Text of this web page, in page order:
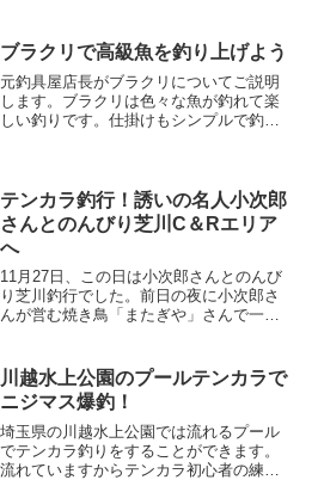
のでどこかアマゴかヤマメが釣れる場所
を交流会翌日に下見し...
ブラクリで高級魚を釣り上げよう
元釣具屋店長がブラクリについてご説明
します。ブラクリは色々な魚が釣れて楽
しい釣りです。仕掛けもシンプルで釣り
ブラクリにぜひチャレンジし...
テンカラ釣行！誘いの名人小次郎
さんとのんびり芝川C＆Rエリア
へ
11月27日、この日は小次郎さんとのんび
り芝川釣行でした。前日の夜に小次郎さ
んが営む焼き鳥「またぎや」さんで一
んと美味しいです。前夜に釣り談義から
という最高の流れで釣り...
川越水上公園のプールテンカラで
ニジマス爆釣！
埼玉県の川越水上公園では流れるプール
でテンカラ釣りをすることができます。
流れていますからテンカラ初心者の練習